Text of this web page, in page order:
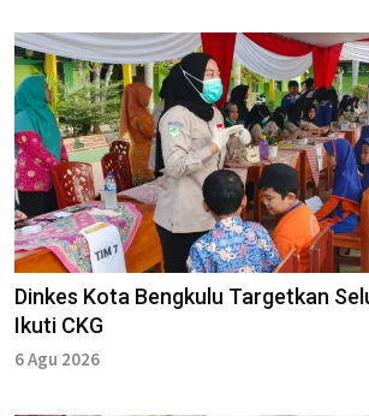
Dinkes Kota Bengkulu Targetkan
Ikuti CKG
6 Agu 2026